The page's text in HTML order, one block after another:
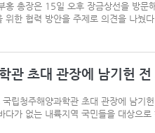
홍 총장은 15일 오후 장금상선을 방
위한 협력 방안을 주제로 의견을 나눴
관 초대 관장에 남기헌 전
립청주해양과학관 초대 관장에 남기
다가 없는 내륙지역 국민들을 대상으